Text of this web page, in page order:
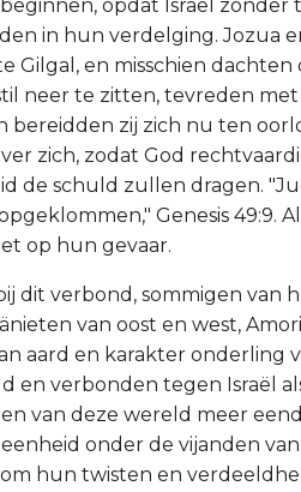
opdat Israël zonder
in hun verdelging. Jozua
en misschien dachten
neer te zitten, tevreden
bereidden zij zich nu ten
zich, zodat God
de schuld zullen dragen.
Genesis 49:9.
op hun gevaar.
dit verbond, sommigen van
van oost en west,
aard en karakter onderling
en verbonden tegen Israël
van deze wereld meer
onder de vijanden
hun twisten en